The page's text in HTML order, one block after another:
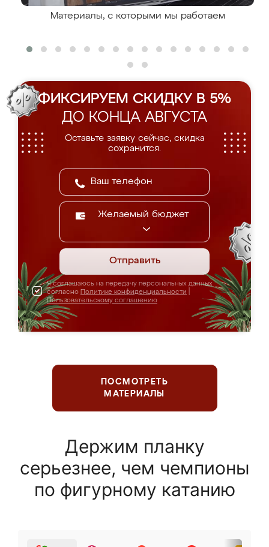
Материалы, с которыми мы работаем
ФИКСИРУЕМ СКИДКУ В 5%
ДО КОНЦА АВГУСТА
Оставьте заявку сейчас, скидка
сохранится.
Желаемый бюджет
Отправить
Я соглашаюсь на передачу персональных данных
согласно Политике конфиденциальности
Пользовательскому соглашению
ПОСМОТРЕТЬ
МАТЕРИАЛЫ
Держим планку
серьезнее, чем чемпионы
по фигурному катанию